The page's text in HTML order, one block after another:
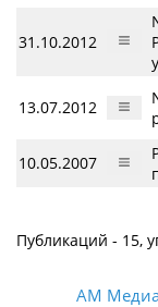
31.10.2012
13.07.2012
10.05.2007
Публикаций - 15,
АМ